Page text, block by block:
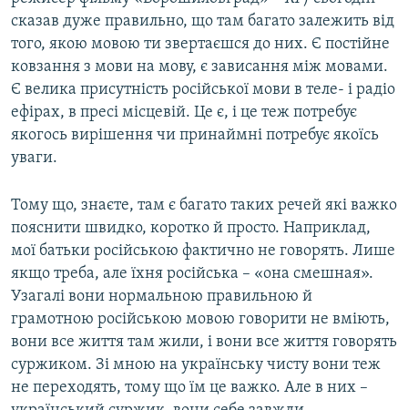
сказав дуже правильно, що там багато залежить від
того, якою мовою ти звертаєшся до них. Є постійне
ковзання з мови на мову, є зависання між мовами.
Є велика присутність російської мови в теле- і радіо
ефірах, в пресі місцевій. Це є, і це теж потребує
якогось вирішення чи принаймні потребує якоїсь
уваги.
Тому що, знаєте, там є багато таких речей які важко
пояснити швидко, коротко й просто. Наприклад,
мої батьки російською фактично не говорять. Лише
якщо треба, але їхня російська – «она смешная».
Узагалі вони нормальною правильною й
грамотною російською мовою говорити не вміють,
вони все життя там жили, і вони все життя говорять
суржиком. Зі мною на українську чисту вони теж
не переходять, тому що їм це важко. Але в них –